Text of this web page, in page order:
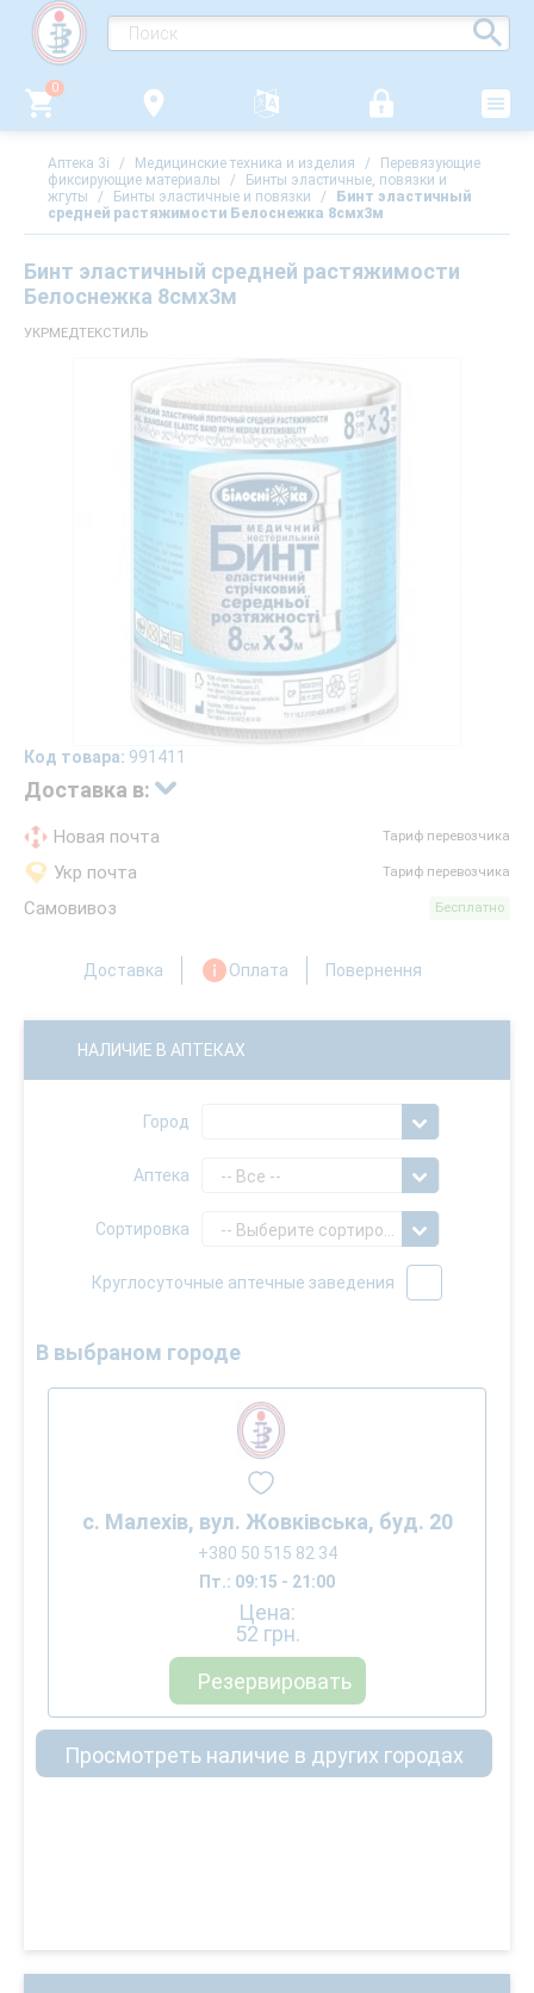
0
Аптека 3i / Медицинские техника и изделия /
Перевязующие
фиксирующие материалы
/
Бинты эластичные, повязки и
жгуты
/ Бинты эластичные и повязки /
Бинт эластичный
средней растяжимости Белоснежка 8смх3м
Бинт эластичный средней растяжимости
Белоснежка 8смх3м
УКРМЕДТЕКСТИЛЬ
Код товара: 991411
Доставка в:
Новая почта Тариф перевозчика
Укр почта Тариф перевозчика
Самовивоз Бесплатно
Доставка Оплата Повернення
НАЛИЧИЕ В АПТЕКАХ
Город
Аптека -- Все --
Сортировка
Круглосуточные аптечные заведения
В выбраном городе
с. Малехів, вул. Жовківська, буд. 20
+380 50 515 82 34
Пт.: 09:15 - 21:00
Цена:
52 грн.
Резервировать
Просмотреть наличие в других городах